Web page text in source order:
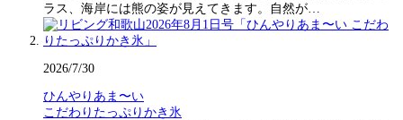
ラス、海岸には熊の姿が見えてきます。自然が…
2026/7/30
ひんやりあま〜い
こだわりたっぷりかき氷